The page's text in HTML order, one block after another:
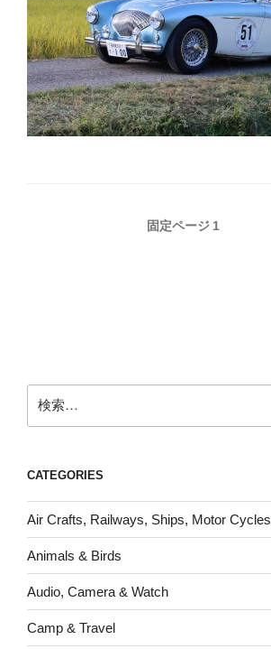
り
固定ページ 1
索:
CATEGORIES
Air Crafts, Railways, Ships, Motor Cycles
Animals & Birds
Audio, Camera & Watch
Camp & Travel